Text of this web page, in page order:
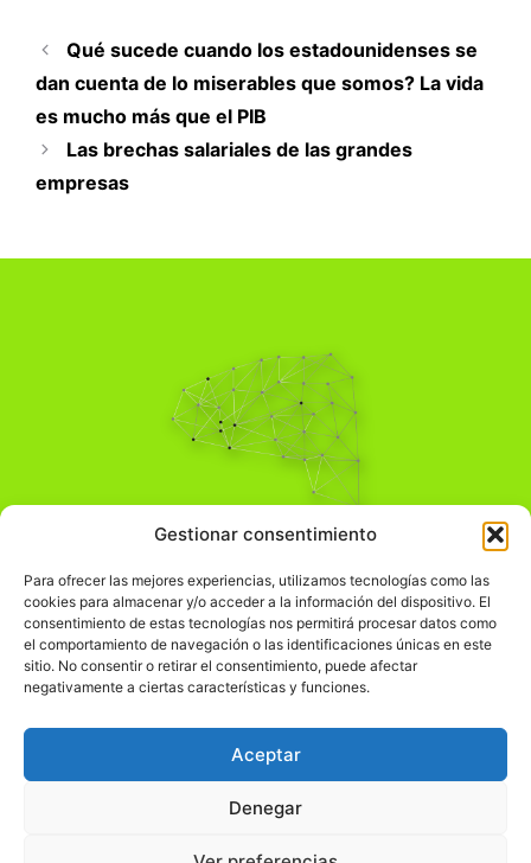
Gestionar consentimiento
Para ofrecer las mejores experiencias, utilizamos tecnologías como las
cookies para almacenar y/o acceder a la información del dispositivo. El
consentimiento de estas tecnologías nos permitirá procesar datos como
el comportamiento de navegación o las identificaciones únicas en este
sitio. No consentir o retirar el consentimiento, puede afectar
negativamente a ciertas características y funciones.
Aceptar
Denegar
Qué sucede cuando los estadounidenses se
dan cuenta de lo miserables que somos? La vida
es mucho más que el PIB
Las brechas salariales de las grandes
empresas
Pensamiento Crítico
Comprender el mundo para transformarlo.
Información Legal
჻Política de privacidad
Política de cookies